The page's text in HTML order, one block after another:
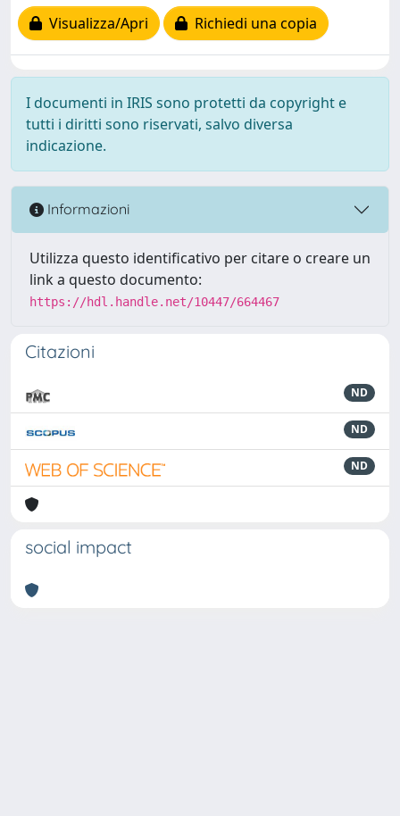
Visualizza/Apri
Richiedi una copia
I documenti in IRIS sono protetti da copyright e
tutti i diritti sono riservati, salvo diversa
indicazione.
Informazioni
Utilizza questo identificativo per citare o creare un
link a questo documento:
https://hdl.handle.net/10447/664467
Citazioni
ND
ND
ND
social impact